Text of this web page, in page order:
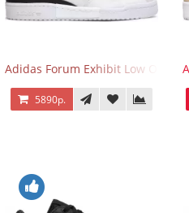
Adidas Forum Exhibit Low Off
5890р.